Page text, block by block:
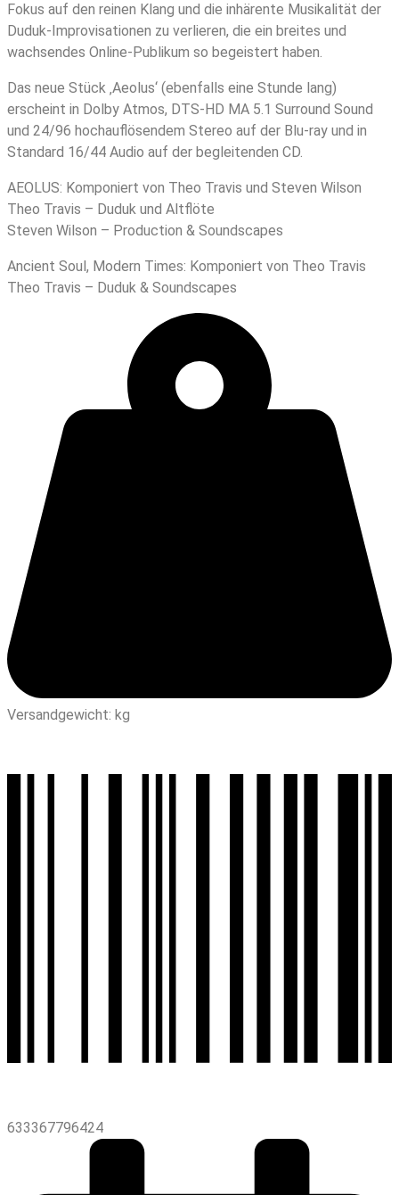
Fokus auf den reinen Klang und die inhärente Musikalität der
Duduk-Improvisationen zu verlieren, die ein breites und
wachsendes Online-Publikum so begeistert haben.
Das neue Stück ‚Aeolus‘ (ebenfalls eine Stunde lang)
erscheint in Dolby Atmos, DTS-HD MA 5.1 Surround Sound
und 24/96 hochauflösendem Stereo auf der Blu-ray und in
Standard 16/44 Audio auf der begleitenden CD.
AEOLUS: Komponiert von Theo Travis und Steven Wilson
Theo Travis – Duduk und Altflöte
Steven Wilson – Production & Soundscapes
Ancient Soul, Modern Times: Komponiert von Theo Travis
Theo Travis – Duduk & Soundscapes
Versandgewicht: kg
633367796424